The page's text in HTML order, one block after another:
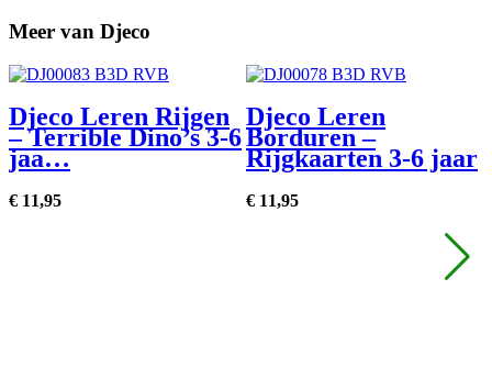
Meer van Djeco
Djeco Leren Rijgen
– Terrible Dino’s 3-6
jaa…
€ 11,95
Djeco Leren
Borduren –
Rijgkaarten 3-6 jaar
€ 11,95